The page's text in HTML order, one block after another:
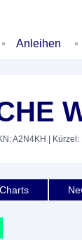
Anleihen
A2N4KH |
Charts